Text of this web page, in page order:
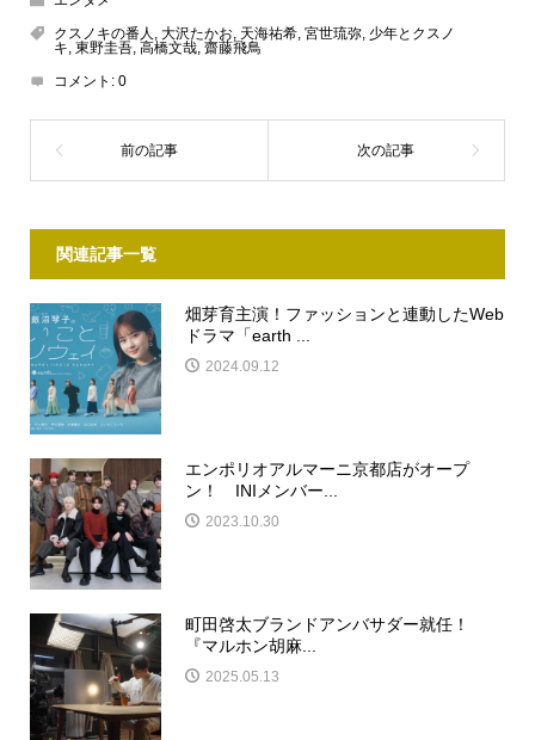
クスノキの番人
大沢たかお 天海祐希, 宮世琉弥, 少年とクスノ
キ 東野圭吾, 高橋文哉, 齋藤飛鳥
コメント: 0
関連記事一覧
畑芽育主演！ファッションと連動したWeb
ドラマ「earth ...
2024.09.12
エンポリオアルマーニ京都店がオープ
ン！ INIメンバー...
2023.10.30
町田啓太ブランドアンバサダー就任！
『マルホン胡麻...
2025.05.13